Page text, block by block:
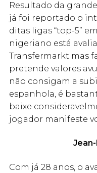
Resultado da
já foi reportado o
ditas ligas “top-5”
nigeriano está
Transfermarkt mas
pretende valores
não consigam a
espanhola, é
baixe
jogador manifeste
Com já 28 anos, o